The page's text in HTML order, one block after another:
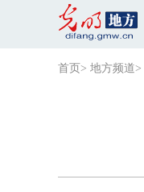
首页 > 地方频道>